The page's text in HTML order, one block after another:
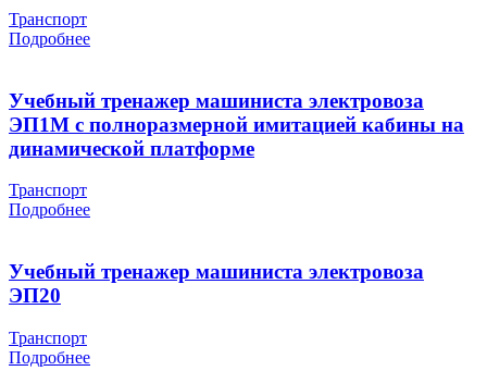
Транспорт
Подробнее
Учебный тренажер машиниста электровоза
ЭП1М с полноразмерной имитацией кабины на
динамической платформе
Транспорт
Подробнее
Учебный тренажер машиниста электровоза
ЭП20
Транспорт
Подробнее